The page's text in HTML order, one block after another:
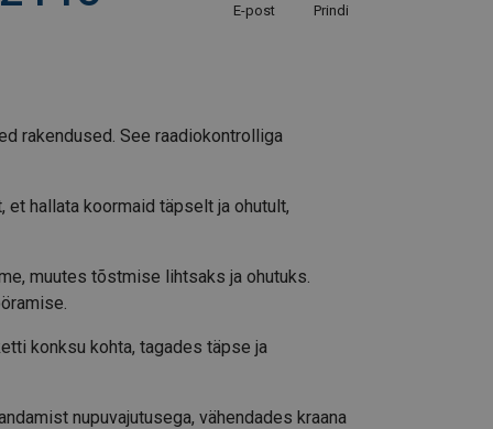
E-post Prindi
rakendused. See raadiokontrolliga
hallata koormaid täpselt ja ohutult,
muutes tõstmise lihtsaks ja ohutuks.
konksu kohta, tagades täpse ja
nupuvajutusega, vähendades kraana